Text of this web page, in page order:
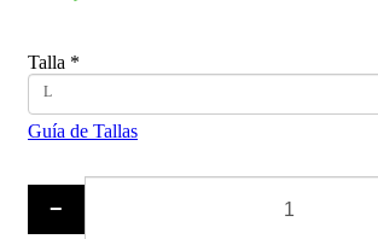
Talla *
L
Guía de Tallas
−